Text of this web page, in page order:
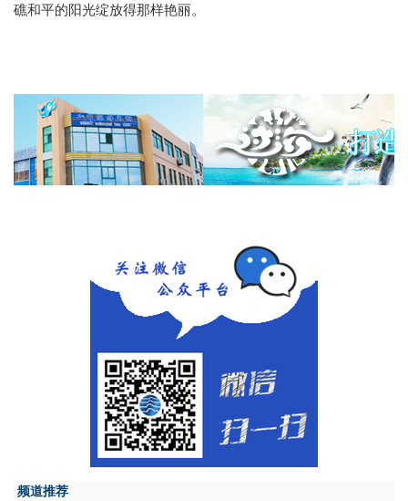
礁和平的阳光绽放得那样艳丽。
频道推荐